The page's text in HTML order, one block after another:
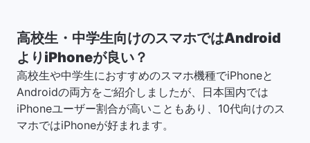
高校生・中学生向けのスマホではAndroid
よりiPhoneが良い？
高校生や中学生におすすめのスマホ機種でiPhoneと
Androidの両方をご紹介しましたが、日本国内では
iPhoneユーザー割合が高いこともあり、10代向けのス
マホではiPhoneが好まれます。